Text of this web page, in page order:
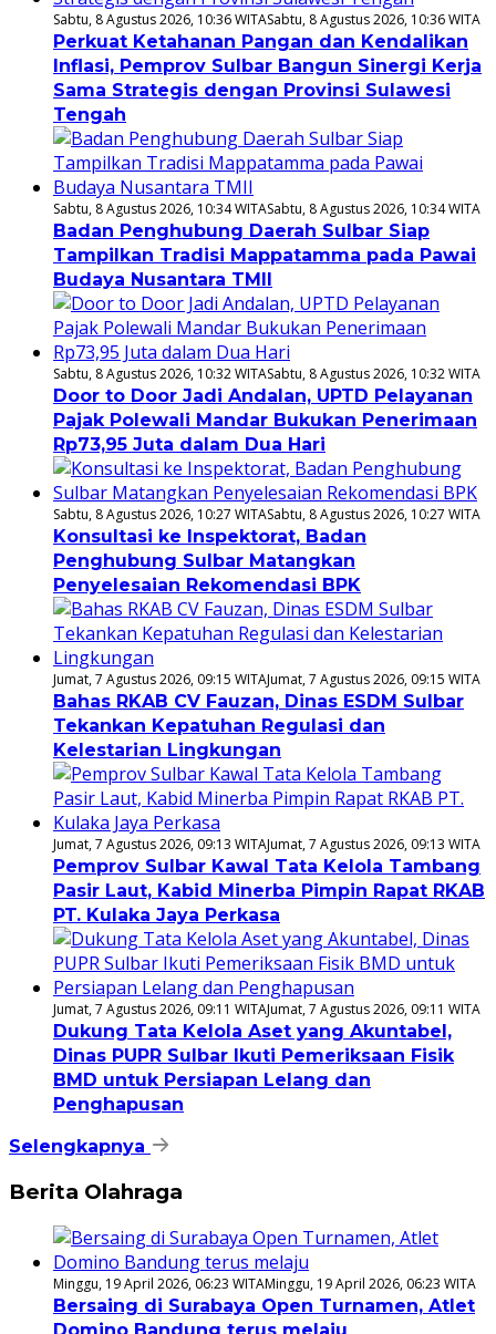
Sabtu, 8 Agustus 2026, 10:36 WITASabtu, 8 Agustus 2026, 10:36 WITA
Perkuat Ketahanan Pangan dan Kendalikan
Inflasi, Pemprov Sulbar Bangun Sinergi Kerja
Sama Strategis dengan Provinsi Sulawesi
Tengah
Sabtu, 8 Agustus 2026, 10:34 WITASabtu, 8 Agustus 2026, 10:34 WITA
Badan Penghubung Daerah Sulbar Siap
Tampilkan Tradisi Mappatamma pada Pawai
Budaya Nusantara TMII
Sabtu, 8 Agustus 2026, 10:32 WITASabtu, 8 Agustus 2026, 10:32 WITA
Door to Door Jadi Andalan, UPTD Pelayanan
Pajak Polewali Mandar Bukukan Penerimaan
Rp73,95 Juta dalam Dua Hari
Sabtu, 8 Agustus 2026, 10:27 WITASabtu, 8 Agustus 2026, 10:27 WITA
Konsultasi ke Inspektorat, Badan
Penghubung Sulbar Matangkan
Penyelesaian Rekomendasi BPK
Jumat, 7 Agustus 2026, 09:15 WITAJumat, 7 Agustus 2026, 09:15 WITA
Bahas RKAB CV Fauzan, Dinas ESDM Sulbar
Tekankan Kepatuhan Regulasi dan
Kelestarian Lingkungan
Jumat, 7 Agustus 2026, 09:13 WITAJumat, 7 Agustus 2026, 09:13 WITA
Pemprov Sulbar Kawal Tata Kelola Tambang
Pasir Laut, Kabid Minerba Pimpin Rapat RKAB
PT. Kulaka Jaya Perkasa
Jumat, 7 Agustus 2026, 09:11 WITAJumat, 7 Agustus 2026, 09:11 WITA
Dukung Tata Kelola Aset yang Akuntabel,
Dinas PUPR Sulbar Ikuti Pemeriksaan Fisik
BMD untuk Persiapan Lelang dan
Penghapusan
Selengkapnya
Berita Olahraga
Minggu, 19 April 2026, 06:23 WITAMinggu, 19 April 2026, 06:23 WITA
Bersaing di Surabaya Open Turnamen, Atlet